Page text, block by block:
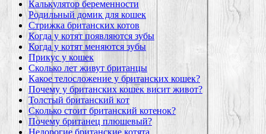
Калькулятор беременности
Родильный домик для кошек
Стрижка британских котов
Когда у котят появляются зубы
Когда у котят меняются зубы
Прикус у кошек
Сколько лет живут британцы
Какое телосложение у британских кошек?
Почему у британских кошек висит живот?
Толстый британский кот
Сколько стоит британский котенок?
Почему британец плюшевый?